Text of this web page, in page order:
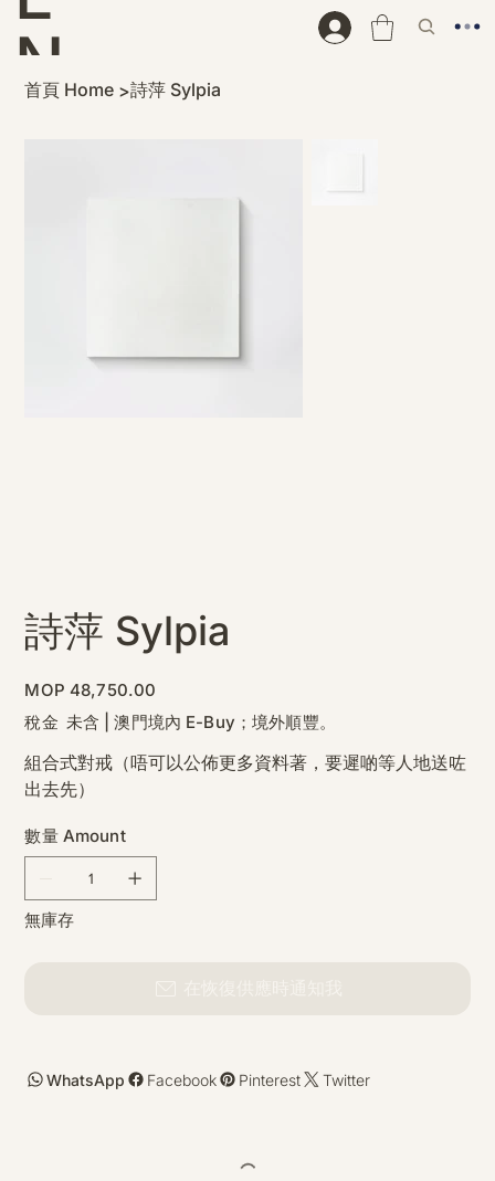
N
D
首頁 Home >詩萍 Sylpia
詩萍 Sylpia
價
格
MOP 48,750.00
稅金 未含
澳門境內 E-Buy；境外順豐。
組合式對戒（唔可以公佈更多資料著，要遲啲等人地送咗
出去先）
數量 Amount
無庫存
Facebook
WhatsApp Twitter
Pinterest